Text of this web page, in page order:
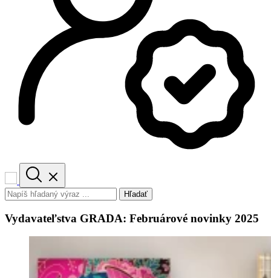
Hľadať
Vydavateľstva GRADA: Februárové novinky 2025